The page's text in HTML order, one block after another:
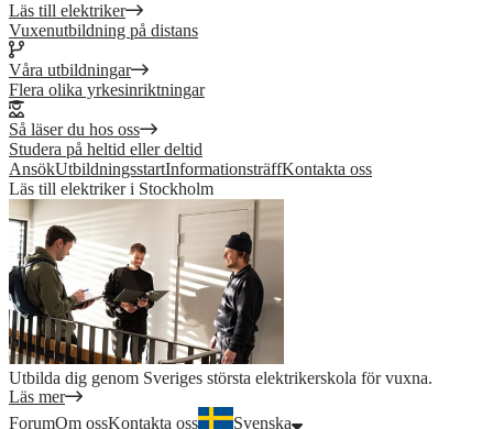
Läs till elektriker
Vuxenutbildning på distans
Våra utbildningar
Flera olika yrkesinriktningar
Så läser du hos oss
Studera på heltid eller deltid
AnsökUtbildningsstartInformationsträffKontakta oss
Läs till elektriker i Stockholm
Utbilda dig genom Sveriges största elektrikerskola för vuxna.
Läs mer
ForumOm ossKontakta oss Svenska